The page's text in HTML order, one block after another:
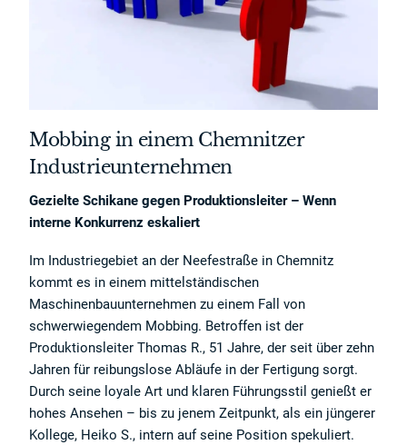
Mobbing in einem Chemnitzer
Industrieunternehmen
Gezielte Schikane gegen Produktionsleiter – Wenn
interne Konkurrenz eskaliert
Im Industriegebiet an der Neefestraße in Chemnitz
kommt es in einem mittelständischen
Maschinenbauunternehmen zu einem Fall von
schwerwiegendem Mobbing. Betroffen ist der
Produktionsleiter Thomas R., 51 Jahre, der seit über zehn
Jahren für reibungslose Abläufe in der Fertigung sorgt.
Durch seine loyale Art und klaren Führungsstil genießt er
hohes Ansehen – bis zu jenem Zeitpunkt, als ein jüngerer
Kollege, Heiko S., intern auf seine Position spekuliert.